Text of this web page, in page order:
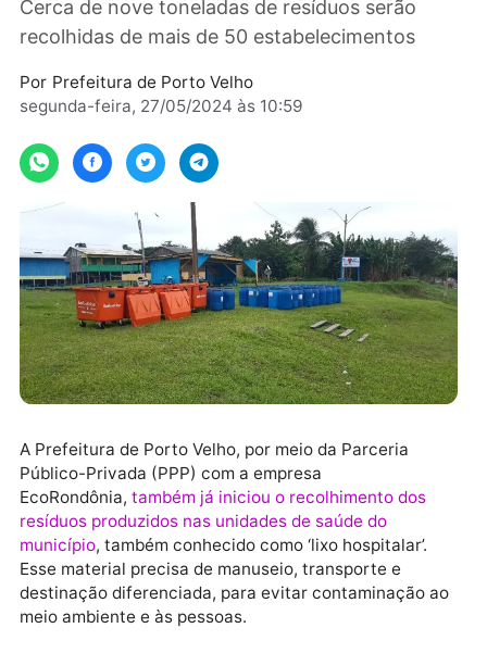
Cerca de nove toneladas de resíduos serão
recolhidas de mais de 50 estabelecimentos
Por
segunda-feira, 27/05/2024 às 10:59
A Prefeitura de Porto Velho, por meio da Parceria
Público-Privada (PPP) com a empresa
EcoRondônia,também já iniciou o recolhimento dos
resíduos produzidos nas unidades de saúde do